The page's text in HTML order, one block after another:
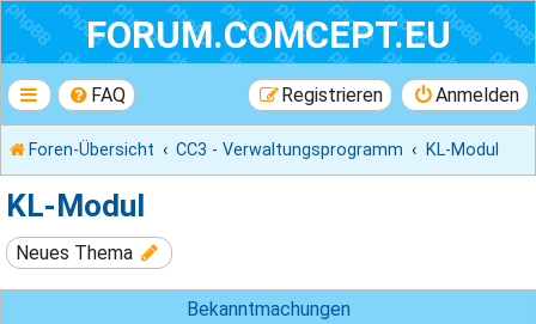
FORUM.COMCEPT.EU
FAQ Anmelden
Registrieren
Foren-Übersicht CC3 - Verwaltungsprogramm KL-Modul
KL-Modul
Neues Thema
Bekanntmachungen